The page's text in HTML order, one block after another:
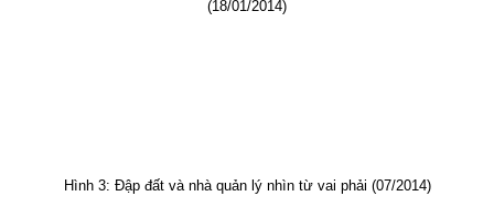
(18/01/2014)
Hình 3: Đập đất và nhà quản lý nhìn từ vai phải (07/2014)